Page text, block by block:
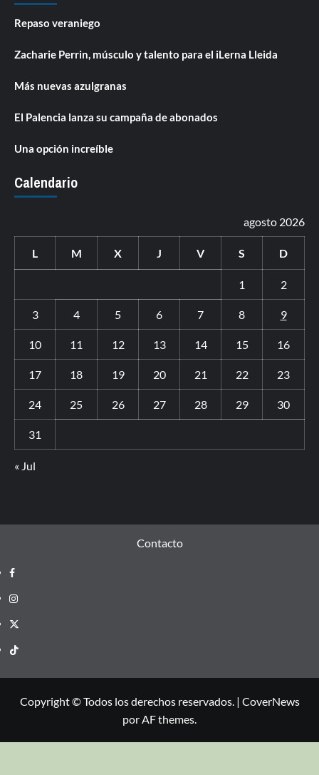
Repaso veraniego
Zacharie Perrin, músculo y talento para el iLerna Lleida
Más nuevas azulgranas
El Palencia lanza su campaña de abonados
Una opción increíble
Calendario
agosto 2026
L M X J V S D
1 2
3 4 5 6 7 8 9
10 11 12 13 14 15 16
17 18 19 20 21 22 23
24 25 26 27 28 29 30
31
« Jul
Contacto
Copyright © Todos los derechos reservados. | CoverNews
por AF themes.